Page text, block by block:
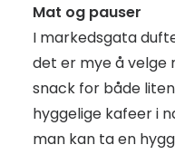
Mat og pauser
I markedsgata
det er mye å velge
snack for både
hyggelige kafeer i
man kan ta en